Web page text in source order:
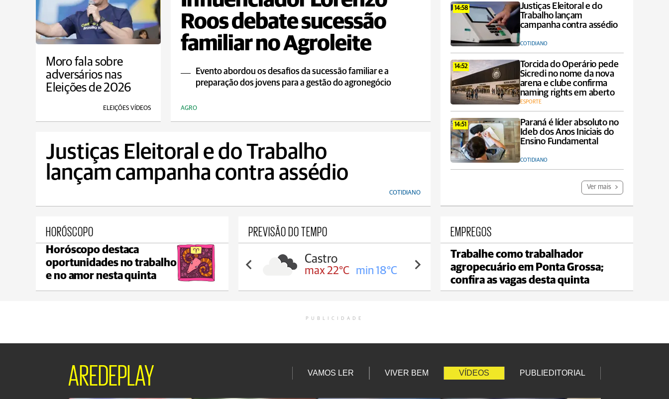
Roos debate sucessão
familiar no Agroleite
Evento abordou os desafios da sucessão familiar e a
preparação dos jovens para a gestão do agronegócio
AGRO
14:58
Justiças Eleitoral e do
Trabalho lançam
campanha contra assédio
COTIDIANO
14:52
Torcida do Operário pede
Sicredi no nome da nova
arena e clube confirma
naming rights em aberto
ESPORTE
14:51
Paraná é líder absoluto no
Ideb dos Anos Iniciais do
Ensino Fundamental
COTIDIANO
Ver mais
Moro fala sobre
adversários nas
Eleições de 2026
ELEIÇÕES VÍDEOS
Justiças Eleitoral e do Trabalho
lançam campanha contra assédio
COTIDIANO
HORÓSCOPO
Horóscopo destaca
oportunidades no trabalho
e no amor nesta quinta
PREVISÃO DO TEMPO
Ponta Grossa
max 21°C min 18°C
Castro
max 22°C min 18°C
Carambeí
max 21°C min 18°C
EMPREGOS
Trabalhe como trabalhador
agropecuário em Ponta Grossa;
confira as vagas desta quinta
PUBLICIDADE
AREDEPLAY VAMOS LER VIVER BEM VÍDEOS PUBLIEDITORIAL